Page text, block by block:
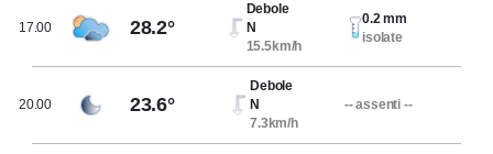
17.00 28.2°
Debole
N
15.5km/h
0.2 mm
isolate
20.00 23.6°
Debole
N
7.3km/h
-- assenti --